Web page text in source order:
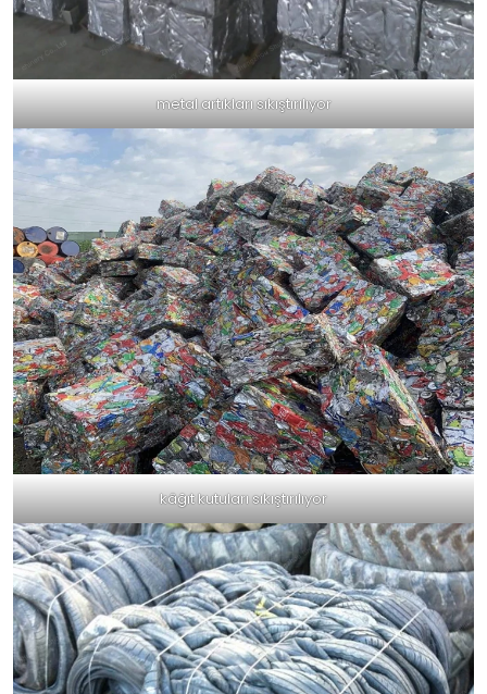
metal artıkları sıkıştırılıyor
kâğıt kutuları sıkıştırılıyor